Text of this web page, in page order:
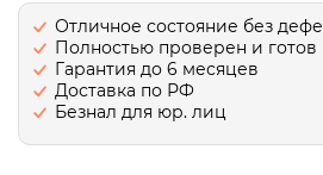
Отличное состояние без
Полностью проверен и готов
Гарантия до 6 месяцев
Доставка по РФ
Безнал для юр. лиц